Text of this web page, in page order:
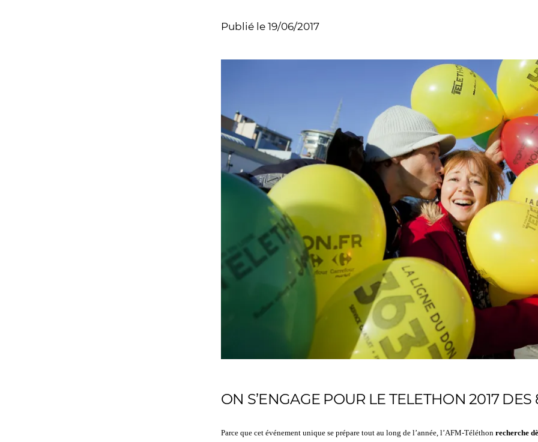
Publié le 19/06/2017
ON S’ENGAGE POUR LE TELETHON 2017
Parce que cet événement unique se prépare tout au long de l’année, l’AFM-Téléthon recherche